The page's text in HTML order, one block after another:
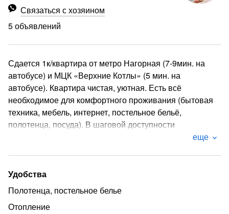
Связаться с хозяином
5 объявлений
Сдается 1к/квартира от метро Нагорная (7-9мин. на
автобусе) и МЦК «Верхние Котлы» (5 мин. на
автобусе). Квартира чистая, уютная. Есть всё
необходимое для комфортного проживания (бытовая
техника, мебель, интернет, постельное бельё,
полотенца, посуда). В шаговой доступности
супермаркеты , парк. недалеко есть кафе. Оформление
Отчётные документы-кассовый чек.
Рассматриваем жильцов исключительно РФ.
Заселение:
еще
Удобства
Полотенца, постельное белье
Отопление